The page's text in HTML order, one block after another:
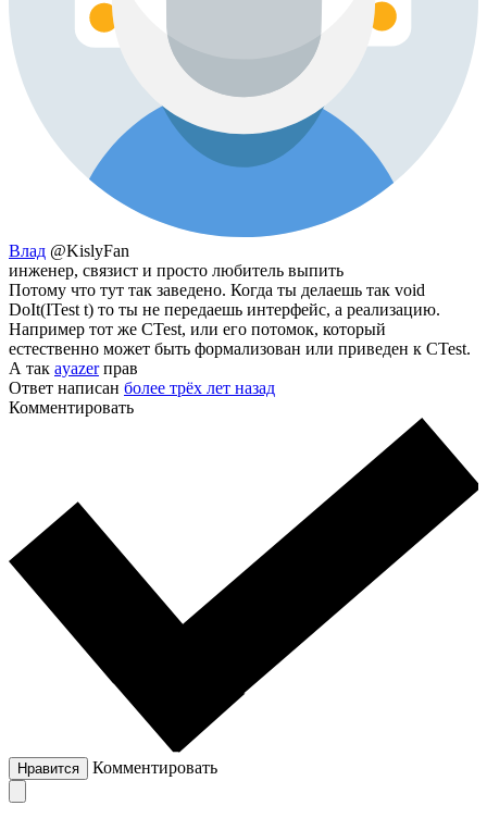
Влад @KislyFan
инженер, связист и просто любитель выпить
Потому что тут так заведено. Когда ты делаешь так void
DoIt(ITest t) то ты не передаешь интерфейс, а реализацию.
Например тот же CTest, или его потомок, который
естественно может быть формализован или приведен к CTest.
А так ayazerправ
Ответ написан более трёх лет назад
Комментировать
Нравится Комментировать